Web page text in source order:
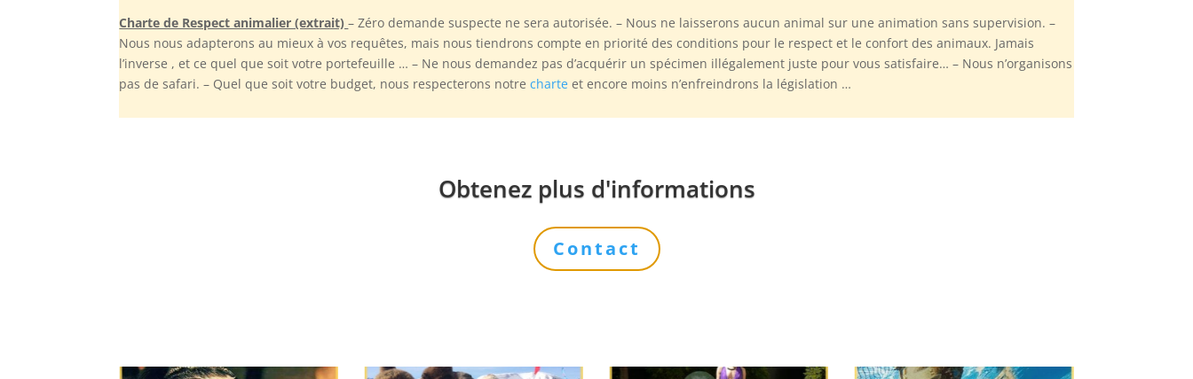
Charte de Respect animalier (extrait)– Zéro demande suspecte ne sera autorisée. – Nous ne laisserons aucun animal sur une animation sans supervision. –
Nous nous adapterons au mieux à vos requêtes, mais nous tiendrons compte en priorité des conditions pour le respect et le confort des animaux. Jamais
l’inverse , et ce quel que soit votre portefeuille … – Ne nous demandez pas d’acquérir un spécimen illégalement juste pour vous satisfaire… – Nous n’organisons
pas de safari. – Quel que soit votre budget, nous respecterons notrecharte et encore moins n’enfreindrons la législation …
Obtenez plus d'informations
Contact